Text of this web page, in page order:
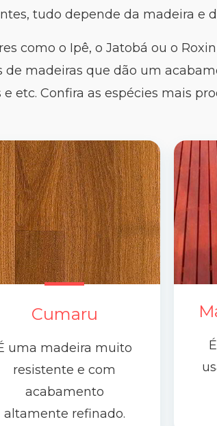
tudo depende da madeira e
como o Ipê, o Jatobá ou o
de madeiras que dão um
e etc. Confira as espécies mais
Cumaru
uma madeira muito
resistente e com
acabamento
altamente refinado.